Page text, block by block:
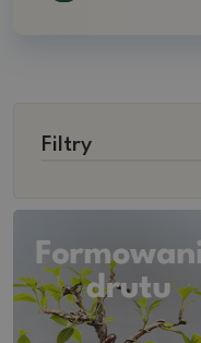
Filtry